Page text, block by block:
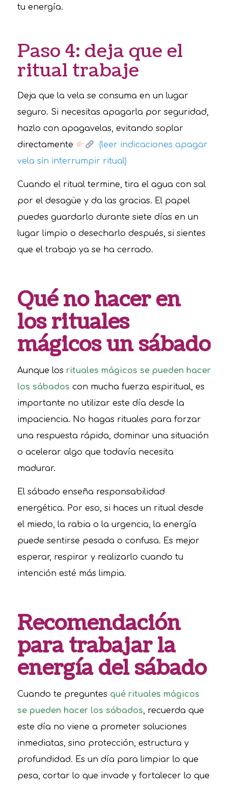
tu energía.
Paso 4: deja que el
ritual trabaje
Deja que la vela se consuma en un lugar
seguro. Si necesitas apagarla por seguridad,
hazlo con apagavelas, evitando soplar
directamente
(leer indicaciones apagar
vela sin interrumpir ritual)
Cuando el ritual termine, tira el agua con sal
por el desagüe y da las gracias. El papel
puedes guardarlo durante siete días en un
lugar limpio o desecharlo después, si sientes
que el trabajo ya se ha cerrado.
Qué no hacer en
los rituales
mágicos un sábado
Aunque los rituales mágicos se pueden hacer
los sábados con mucha fuerza espiritual, es
importante no utilizar este día desde la
impaciencia. No hagas rituales para forzar
una respuesta rápida, dominar una situación
o acelerar algo que todavía necesita
madurar.
El sábado enseña responsabilidad
energética. Por eso, si haces un ritual desde
el miedo, la rabia o la urgencia, la energía
puede sentirse pesada o confusa. Es mejor
esperar, respirar y realizarlo cuando tu
intención esté más limpia.
Recomendación
para trabajar la
energía del sábado
Cuando te preguntes qué rituales mágicos
se pueden hacer los sábados, recuerda que
este día no viene a prometer soluciones
inmediatas, sino protección, estructura y
profundidad. Es un día para limpiar lo que
pesa, cortar lo que invade y fortalecer lo que